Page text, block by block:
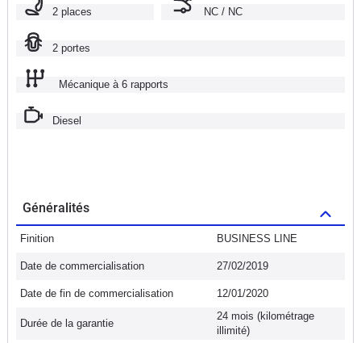
2 places NC / NC
2 portes
Mécanique à 6 rapports
Diesel
Généralités
Finition BUSINESS LINE
Date de commercialisation 27/02/2019
Date de fin de commercialisation 12/01/2020
Durée de la garantie
24 mois (kilométrage
illimité)